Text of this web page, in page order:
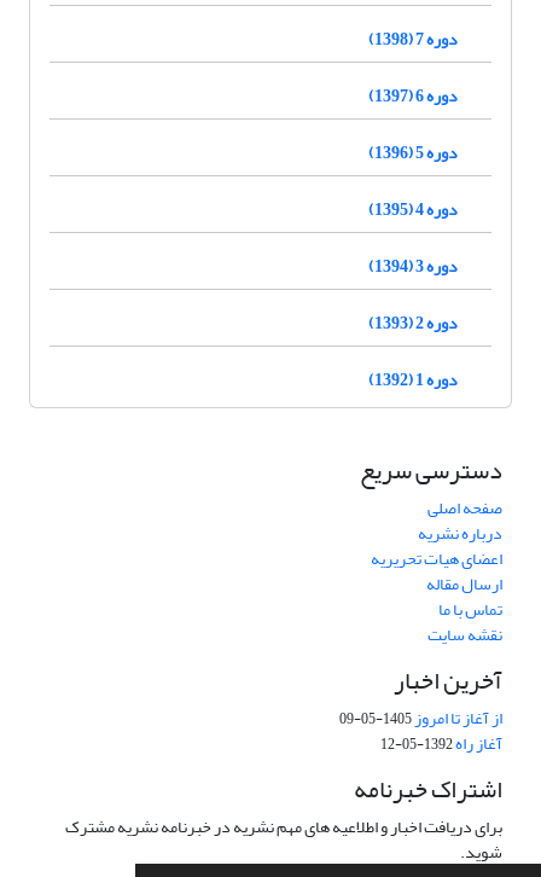
دوره 7 (1398)
دوره 6 (1397)
دوره 5 (1396)
دوره 4 (1395)
دوره 3 (1394)
دوره 2 (1393)
دوره 1 (1392)
دسترسی سریع
صفحه اصلی
درباره نشریه
اعضای هیات تحریریه
ارسال مقاله
تماس با ما
نقشه سایت
آخرین اخبار
از آغاز تا امروز1405-05-09
آغاز راه1392-05-12
اشتراک خبرنامه
برای دریافت اخبار و اطلاعیه های مهم نشریه در خبرنامه نشریه مشترک
شوید.